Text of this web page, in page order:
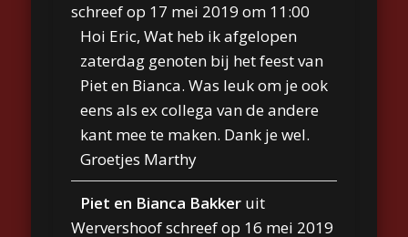
schreef op 17 mei 2019 om 11:00
Hoi Eric, Wat heb ik afgelopen
zaterdag genoten bij het feest van
Piet en Bianca. Was leuk om je ook
eens als ex collega van de andere
kant mee te maken. Dank je wel.
Groetjes Marthy
Piet en Bianca Bakker uit
Wervershoofschreef op 16 mei 2019